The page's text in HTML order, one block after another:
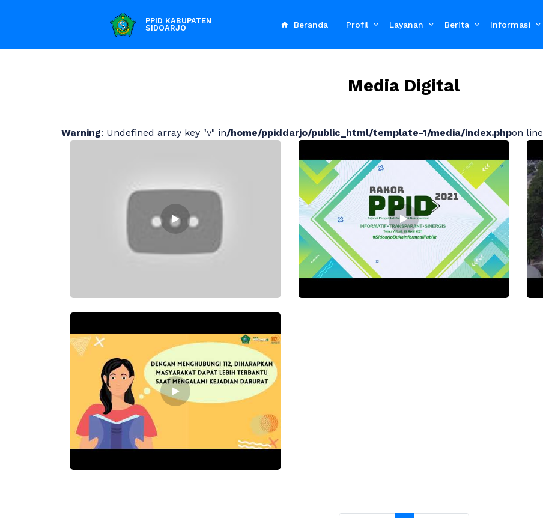
PPID KABUPATEN
SIDOARJO
Beranda Profil Layanan Berita Informasi
Media Digital
Warning: Undefined array key "v" in/home/ppiddarjo/public_html/template-1/media/index.phpon line